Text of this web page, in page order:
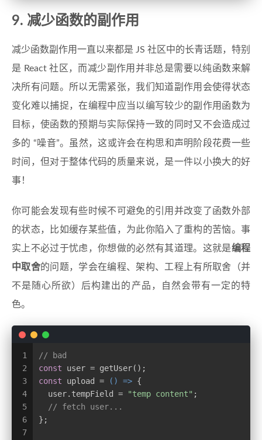
9. 减少函数的副作用
减少函数副作用一直以来都是 JS 社区中的长青话题，特别
是 React 社区，而减少副作用并非总是需要以纯函数来解
决所有问题。所以无需紧张，我们知道副作用会使得状态
变化难以捕捉，在编程中应当以编写较少的副作用函数为
目标，使函数的预期与实际保持一致的同时又不会造成过
多的 “噪音”。虽然，这或许会在构思和声明阶段花费一些
时间，但对于整体代码的质量来说，是一件以小换大的好
事！
你可能会发现有些时候不可避免的引用并改变了函数外部
的状态，比如缓存某些值，为此你陷入了重构的苦恼。事
实上不必过于忧虑，你想做的必然有其道理。这就是编程
中取舍的问题，学会在编程、架构、工程上有所取舍（并
不是随心所欲）后构建出的产品，自然会带有一定的特
色。
1
2
3
4
5
6
7
// bad
const user = getUser();
const upload = () => {
  user.tempField =
"temp content" ;
// fetch user...
};